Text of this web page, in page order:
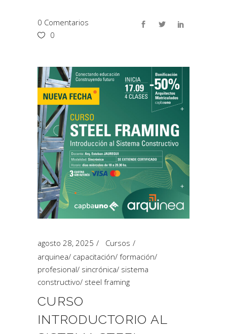
0 Comentarios
0
agosto 28, 2025
Cursos
arquinea/ capacitación/ formación/
profesional/ sincrónica/ sistema
constructivo/ steel framing
CURSO
INTRODUCTORIO AL